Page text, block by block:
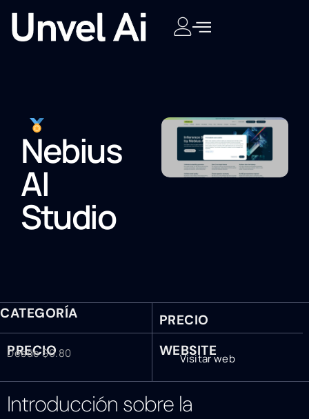
Nebius
AI
Studio
CATEGORÍA
PRECIO
PRECIO
Desde $0.80 WEBSITE
Visitar web
Introducción sobre la